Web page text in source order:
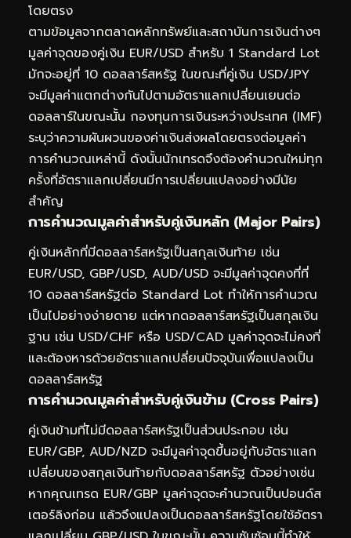
โดยตรง
ตามข้อมูลจากตลาดหลักทรัพย์และสถาบันการเงินต่างๆ
มูลค่าจุดของคู่เงิน EUR/USD สำหรับ 1 Standard Lot
มักจะอยู่ที่ 10 ดอลลาร์สหรัฐ ในขณะที่คู่เงิน USD/JPY
จะมีมูลค่าแตกต่างกันไปตามอัตราแลกเปลี่ยนเยนต่อ
ดอลลาร์ในขณะนั้น กองทุนการเงินระหว่างประเทศ (IMF)
ระบุว่าความผันผวนของค่าเงินส่งผลโดยตรงต่อมูลค่า
การคำนวณเหล่านี้ ดังนั้นนักเทรดจึงต้องคำนวณใหม่ทุก
ครั้งที่อัตราแลกเปลี่ยนมีการเปลี่ยนแปลงอย่างมีนัย
สำคัญ
การคำนวณมูลค่าสำหรับคู่เงินหลัก (Major Pairs)
คู่เงินหลักที่มีดอลลาร์สหรัฐเป็นสกุลเงินท้าย เช่น
EUR/USD, GBP/USD, AUD/USD จะมีมูลค่าจุดคงที่ที่
10 ดอลลาร์สหรัฐต่อ Standard Lot ทำให้การคำนวณ
เป็นไปอย่างง่ายดาย แต่หากดอลลาร์สหรัฐเป็นสกุลเงิน
ฐาน เช่น USD/CHF หรือ USD/CAD มูลค่าจุดจะไม่คงที่
และต้องหารด้วยอัตราแลกเปลี่ยนปัจจุบันเพื่อแปลงเป็น
ดอลลาร์สหรัฐ
การคำนวณมูลค่าสำหรับคู่เงินข้าม (Cross Pairs)
คู่เงินข้ามที่ไม่มีดอลลาร์สหรัฐเป็นส่วนประกอบ เช่น
EUR/GBP, AUD/NZD จะมีมูลค่าจุดขึ้นอยู่กับอัตราแลก
เปลี่ยนของสกุลเงินท้ายกับดอลลาร์สหรัฐ ตัวอย่างเช่น
หากคุณเทรด EUR/GBP มูลค่าจุดจะคำนวณเป็นปอนด์ส
เตอร์ลิงก่อน แล้วจึงแปลงเป็นดอลลาร์สหรัฐโดยใช้อัตรา